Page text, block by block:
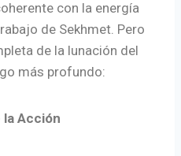
con la energía
de Sekhmet. Pero
de la lunación del
más profundo:
la Acción